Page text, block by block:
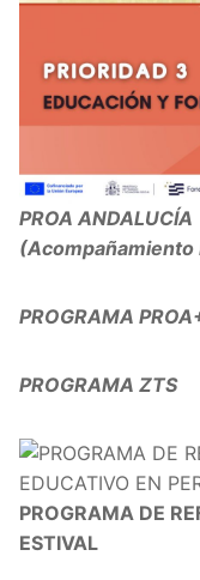
PROA ANDALUCÍA
(Acompañamiento
PROGRAMA
PROGRAMA ZTS
PROGRAMA DE
ESTIVAL